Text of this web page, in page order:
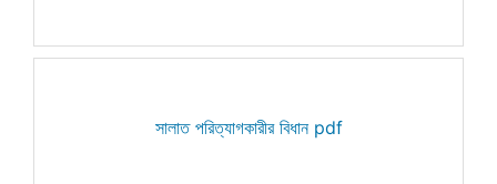
সালাত পরিত্যাগকারীর বিধান pdf